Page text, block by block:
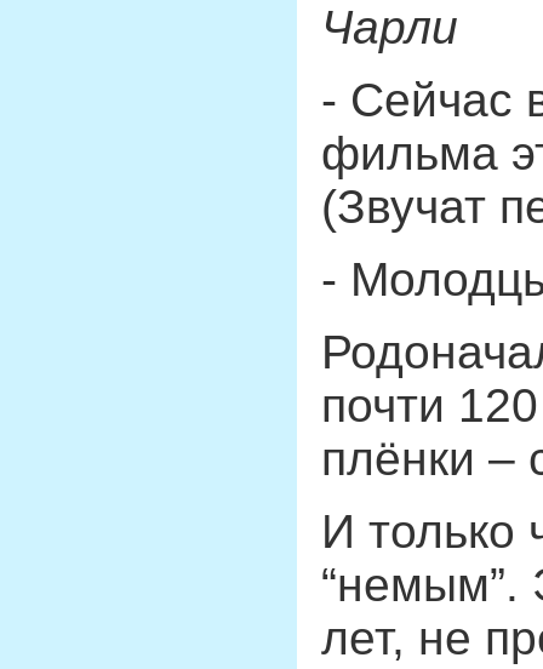
Чарли
- Сейчас
фильма
(Звучат
-
почти
плёнки –
И только
“немым”.
лет, не